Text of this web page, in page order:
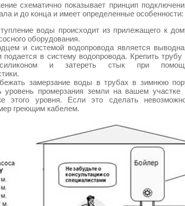
схематично показывает принцип
и до конца и имеет определенные особенности:
воды происходит из прилежащего к
оборудования.
и системой водопровода является
подается в систему водопровода. Крепить трубу
и затереть стык при
замерзание воды в трубах в зимнюю
уровень промерзания земли на вашем участке
этого уровня. Если это сделать
греющим кабелем.